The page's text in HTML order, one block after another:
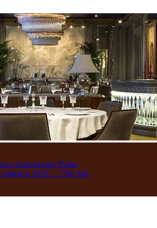
Александра Усика
АПЛ — The Sun